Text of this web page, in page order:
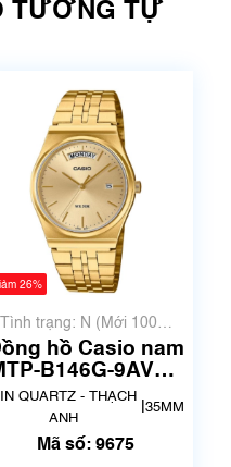
TƯƠNG TỰ
26%
Tình trạng: N (Mới 100%
chưa qua sử dụng)
hồ Casio nam
B146G-9AVDF
| Mã
số 9675
QUARTZ - THẠCH
ANH
35MM
Mã số: 9675